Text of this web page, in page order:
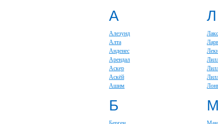
А
Алезунд
Алта
Анденес
Арендал
Аскер
Аскёй
Ашим
Л
Б